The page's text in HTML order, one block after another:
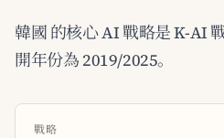
韓國 的核心 AI 戰略是 K-AI
開年份為 2019/2025。
戰略